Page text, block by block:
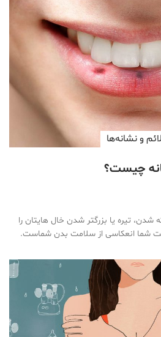
و نشانه‌ها
چیست؟
تیره یا بزرگتر شدن خال هایتان را
شما انعکاسی از سلامت بدن شماست.